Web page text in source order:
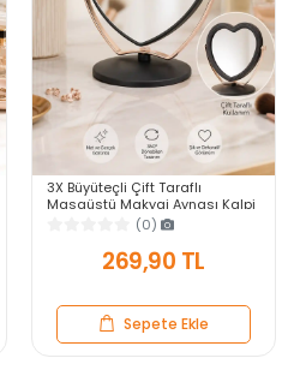
3X Büyüteçli Çift Taraflı
Masaüstü Makyaj Aynası Kalpi
Siyah Rose Gold Standlı
Dekoratif Yakın Ayna
(0)
269,90 TL
Sepete Ekle